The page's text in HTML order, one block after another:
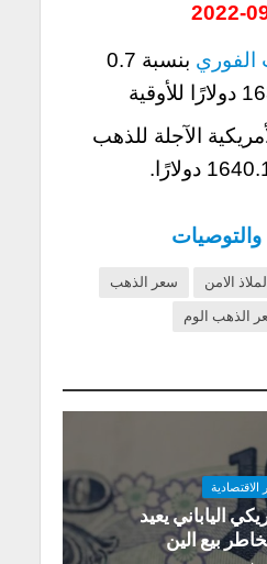
الفوري
بنسبة 0.7
الآجلة للذهب
والتوصيات
الامن
سعر الذهب
الذهب الوم
الاقتصادية
الياباني يعيد
بيع الين